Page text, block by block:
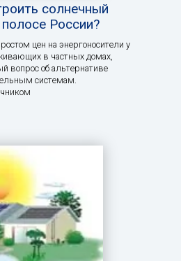
солнечный
России?
цен на энергоносители у
в частных домах,
вопрос об альтернативе
системам.